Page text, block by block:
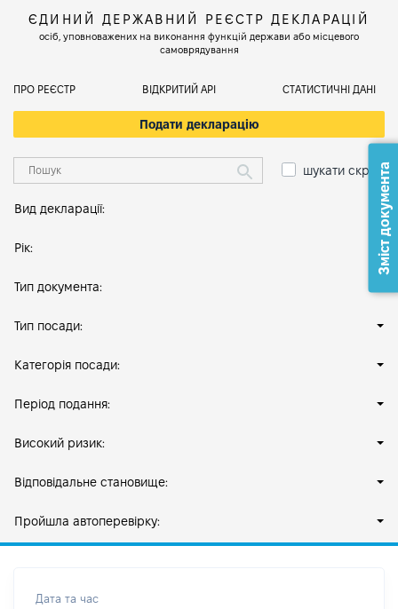
ЄДИНИЙ ДЕРЖАВНИЙ РЕЄСТР ДЕКЛАРАЦІЙ
осіб, уповноважених на виконання функцій держави або місцевого
самоврядування
ПРО РЕЄСТР ВІДКРИТИЙ АРІ СТАТИСТИЧНІ ДАНІ
Подати декларацію
шукати скрізь
Вид декларації:
Рік:
Тип документа:
Тип посади:
Категорія посади:
Період подання:
Високий ризик:
Відповідальне становище:
Пройшла автоперевірку:
Дата та час
Зміст документа